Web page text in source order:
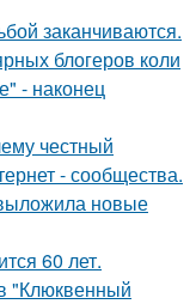
заканчиваются.
блогеров коли
- наконец
честный
- сообщества.
новые
60 лет.
"Клюквенный